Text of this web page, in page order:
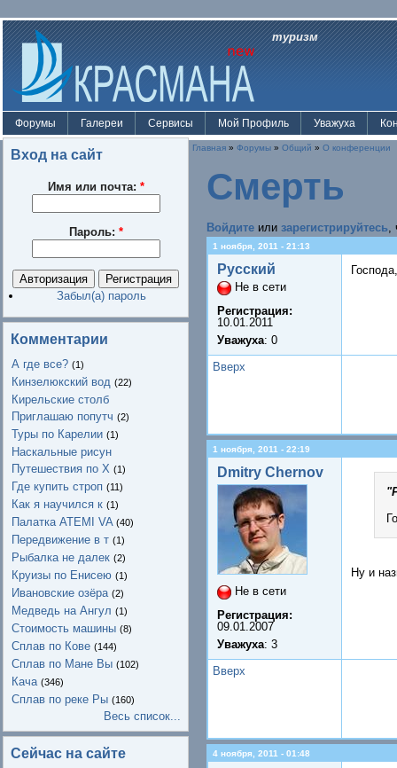
туризм
Форумы Галереи Сервисы Мой Профиль Уважуха
Вход на сайт
Имя или почта: *
Пароль: *
Забыл(а) пароль
Комментарии
А где все? (1)
Кинзелюкский вод (22)
Кирельские столб
Приглашаю попутч (2)
Туры по Карелии (1)
Наскальные рисун
Путешествия по Х (1)
Где купить строп (11)
Как я научился к (1)
Палатка ATEMI VA (40)
Передвижение в т (1)
Рыбалка не далек (2)
Круизы по Енисею (1)
Ивановские озёра (2)
Медведь на Ангул (1)
Стоимость машины (8)
Сплав по Кове (144)
Сплав по Мане Вы (102)
Кача (346)
Сплав по реке Ры (160)
Весь список...
Сейчас на сайте
Главная » Форумы » Общий » О конференции
Смерть
Войдите или зарегистрируйтесь,
1 ноября, 2011 - 21:13
Русский
Не в сети
Регистрация:
10.01.2011
Уважуха: 0
Вверх
1 ноября, 2011 - 22:19
Dmitry Chernov
Не в сети
Регистрация:
09.01.2007
Уважуха: 3
Ну и
Вверх
4 ноября, 2011 - 01:48